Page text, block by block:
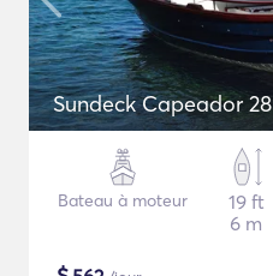
Sundeck Capeador 28
Bateau à moteur
19 ft
6 m